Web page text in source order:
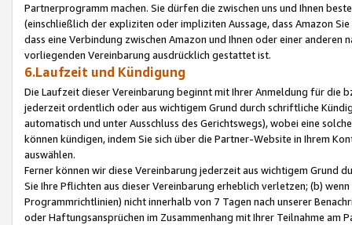
Partnerprogramm machen. Sie dürfen die zwischen uns und Ihnen
(einschließlich der expliziten oder impliziten Aussage, dass Amazon
dass eine Verbindung zwischen Amazon und Ihnen oder einer
vorliegenden Vereinbarung ausdrücklich gestattet ist.
6.Laufzeit und Kündigung
Die Laufzeit dieser Vereinbarung beginnt mit Ihrer Anmeldung für die
jederzeit ordentlich oder aus wichtigem Grund durch schriftliche
automatisch und unter Ausschluss des Gerichtswegs), wobei eine
können kündigen, indem Sie sich über die Partner-Website in Ihrem
auswählen.
Ferner können wir diese Vereinbarung jederzeit aus wichtigem Grund
Sie Ihre Pflichten aus dieser Vereinbarung erheblich verletzen; (b)
Programmrichtlinien) nicht innerhalb von 7 Tagen nach unserer
oder Haftungsansprüchen im Zusammenhang mit Ihrer Teilnahme am